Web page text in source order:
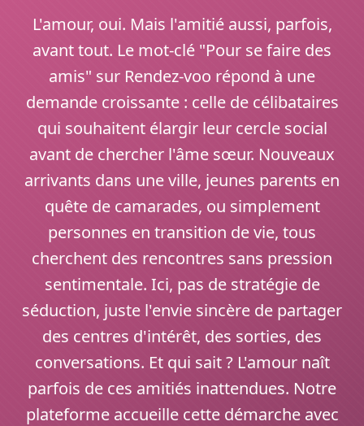
L'amour, oui. Mais l'amitié aussi, parfois,
avant tout. Le mot-clé "Pour se faire des
amis" sur Rendez-voo répond à une
demande croissante : celle de célibataires
qui souhaitent élargir leur cercle social
avant de chercher l'âme sœur. Nouveaux
arrivants dans une ville, jeunes parents en
quête de camarades, ou simplement
personnes en transition de vie, tous
cherchent des rencontres sans pression
sentimentale. Ici, pas de stratégie de
séduction, juste l'envie sincère de partager
des centres d'intérêt, des sorties, des
conversations. Et qui sait ? L'amour naît
parfois de ces amitiés inattendues. Notre
plateforme accueille cette démarche avec